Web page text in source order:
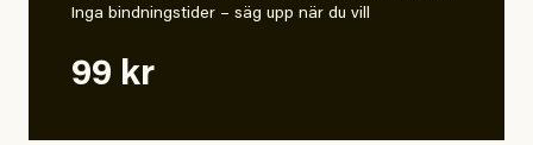
Inga bindningstider – säg upp när du vill
99 kr